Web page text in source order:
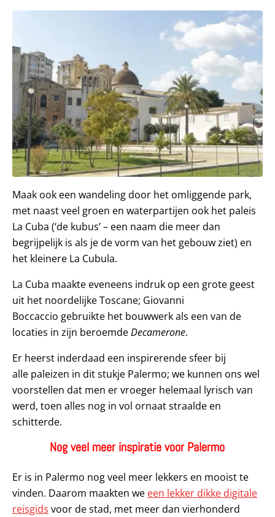
Maak ook een wandeling door het omliggende park,
met naast veel groen en waterpartijen ook het paleis
La Cuba (‘de kubus’ – een naam die meer dan
begrijpelijk is als je de vorm van het gebouw ziet) en
het kleinere La Cubula.
La Cuba maakte eveneens indruk op een grote geest
uit het noordelijke Toscane; Giovanni
Boccaccio gebruikte het bouwwerk als een van de
locaties in zijn beroemdeDecamerone.
Er heerst inderdaad een inspirerende sfeer bij
alle paleizen in dit stukje Palermo; we kunnen ons wel
voorstellen dat men er vroeger helemaal lyrisch van
werd, toen alles nog in vol ornaat straalde en
schitterde.
Nog veel meer inspiratie voor Palermo
Er is in Palermo nog veel meer lekkers en mooist te
vinden. Daarom maakten we een lekker dikke digitale
reisgids voor de stad, met meer dan vierhonderd